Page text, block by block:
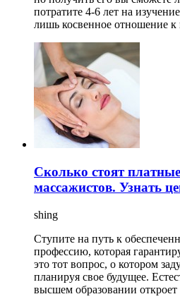
потратите 4-6 лет на
лишь косвенное отношение к
Сколько стоят
массажистов. Узнать
shing
Ступите на путь к
профессию, которая
это тот вопрос, о котором
планируя свое будущее.
высшем образовании